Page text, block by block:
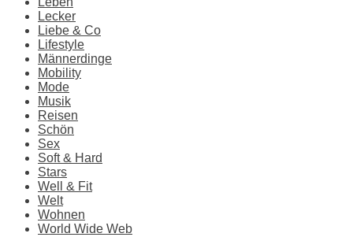
Lecker
Liebe & Co
Lifestyle
Männerdinge
Mobility
Mode
Musik
Reisen
Schön
Sex
Soft & Hard
Stars
Well & Fit
Welt
Wohnen
World Wide Web